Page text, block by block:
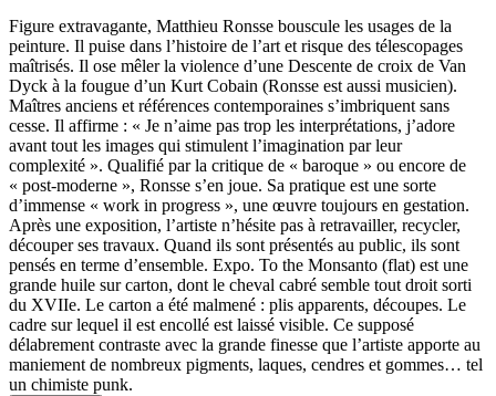
Figure extravagante, Matthieu Ronsse bouscule les usages de la
peinture. Il puise dans l’histoire de l’art et risque des télescopages
maîtrisés. Il ose mêler la violence d’une Descente de croix de Van
Dyck à la fougue d’un Kurt Cobain (Ronsse est aussi musicien).
Maîtres anciens et références contemporaines s’imbriquent sans
cesse. Il affirme : « Je n’aime pas trop les interprétations, j’adore
avant tout les images qui stimulent l’imagination par leur
complexité ». Qualifié par la critique de « baroque » ou encore de
« post-moderne », Ronsse s’en joue. Sa pratique est une sorte
d’immense « work in progress », une œuvre toujours en gestation.
Après une exposition, l’artiste n’hésite pas à retravailler, recycler,
découper ses travaux. Quand ils sont présentés au public, ils sont
pensés en terme d’ensemble. Expo. To the Monsanto (flat) est une
grande huile sur carton, dont le cheval cabré semble tout droit sorti
du XVIIe. Le carton a été malmené : plis apparents, découpes. Le
cadre sur lequel il est encollé est laissé visible. Ce supposé
délabrement contraste avec la grande finesse que l’artiste apporte au
maniement de nombreux pigments, laques, cendres et gommes… tel
un chimiste punk.